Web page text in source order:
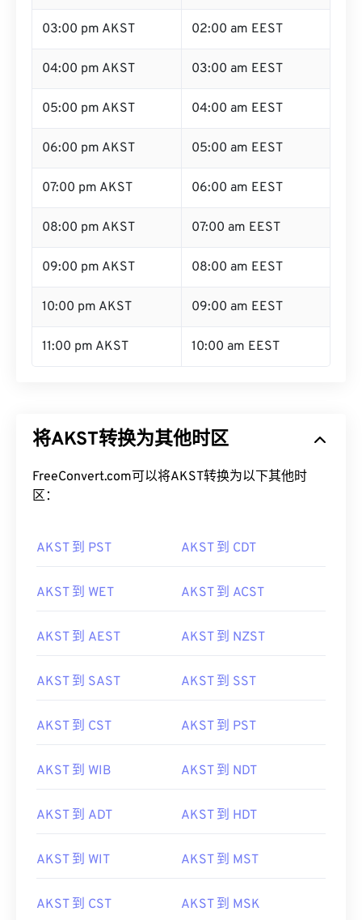
03:00 pm AKST 02:00 am EEST
04:00 pm AKST 03:00 am EEST
05:00 pm AKST 04:00 am EEST
06:00 pm AKST 05:00 am EEST
07:00 pm AKST 06:00 am EEST
08:00 pm AKST 07:00 am EEST
09:00 pm AKST 08:00 am EEST
10:00 pm AKST 09:00 am EEST
11:00 pm AKST 10:00 am EEST
将AKST转换为其他时区
FreeConvert.com可以将AKST转换为以下其他时
区：
AKST 到 PST AKST 到 CDT
AKST 到 WET AKST 到 ACST
AKST 到 AEST AKST 到 NZST
AKST 到 SAST AKST 到 SST
AKST 到 CST AKST 到 PST
AKST 到 WIB AKST 到 NDT
AKST 到 ADT AKST 到 HDT
AKST 到 WIT AKST 到 MST
AKST 到 CST AKST 到 MSK